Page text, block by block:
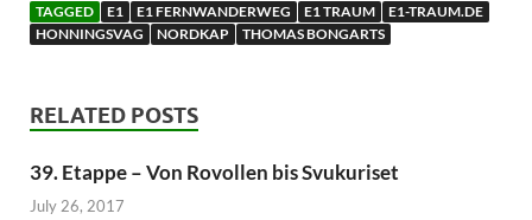
TAGGED E1 E1 FERNWANDERWEG E1 TRAUM
E1-TRAUM.DE
HONNINGSVAG
NORDKAP THOMAS BONGARTS
RELATED POSTS
39. Etappe – Von Rovollen bis Svukuriset
July 26, 2017